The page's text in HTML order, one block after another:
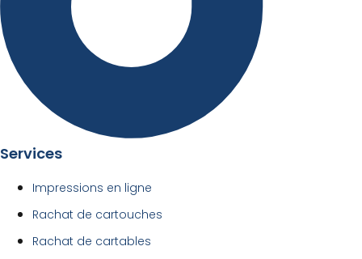
Services
Impressions en ligne
Rachat de cartouches
Rachat de cartables